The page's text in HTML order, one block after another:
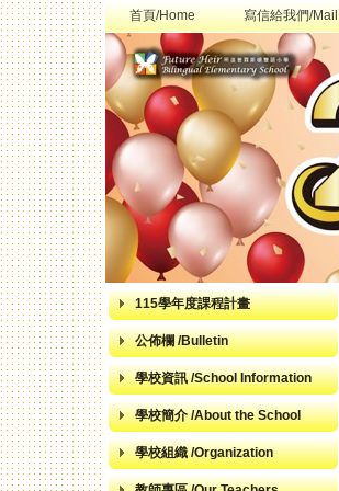
首頁/Home 寫信給我們/Mail
115學年度課程計畫
公佈欄 /Bulletin
學校資訊 /School Information
學校簡介 /About the School
學校組織 /Organization